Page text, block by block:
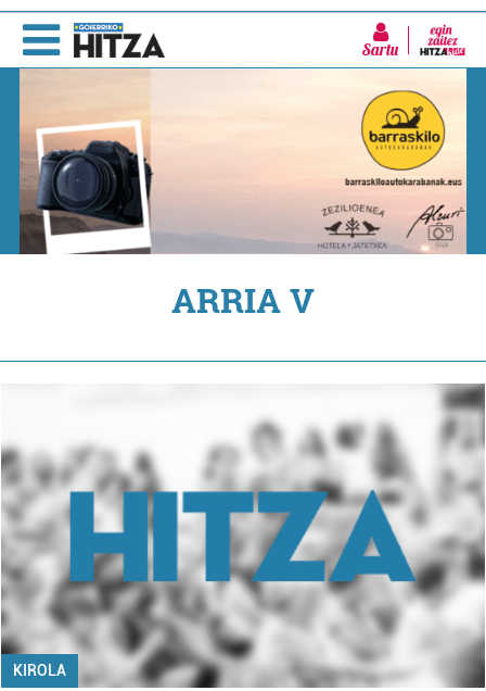
Sartu
ARRIA V
KIROLA